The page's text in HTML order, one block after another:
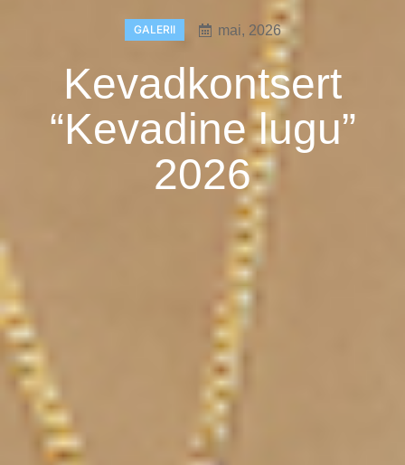
GALERII mai, 2026
Kevadkontsert
“Kevadine lugu”
2026